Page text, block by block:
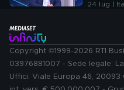
24 lug |
Copyright ©1999-2026 RTI
03976881007 - Sede legale:
Uffici: Viale Europa 46, 20093